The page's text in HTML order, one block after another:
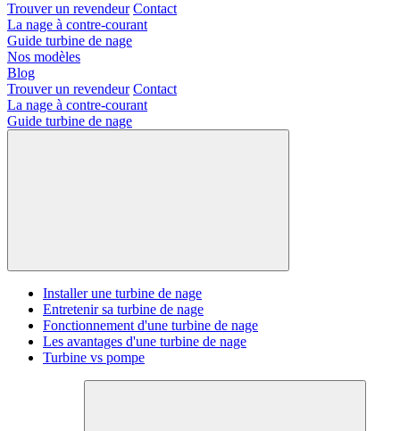
Trouver un revendeur Contact
La nage à contre-courant
Guide turbine de nage
Nos modèles
Blog
Trouver un revendeur Contact
La nage à contre-courant
Guide turbine de nage
Installer une turbine de nage
Entretenir sa turbine de nage
Fonctionnement d'une turbine de nage
Les avantages d'une turbine de nage
Turbine vs pompe